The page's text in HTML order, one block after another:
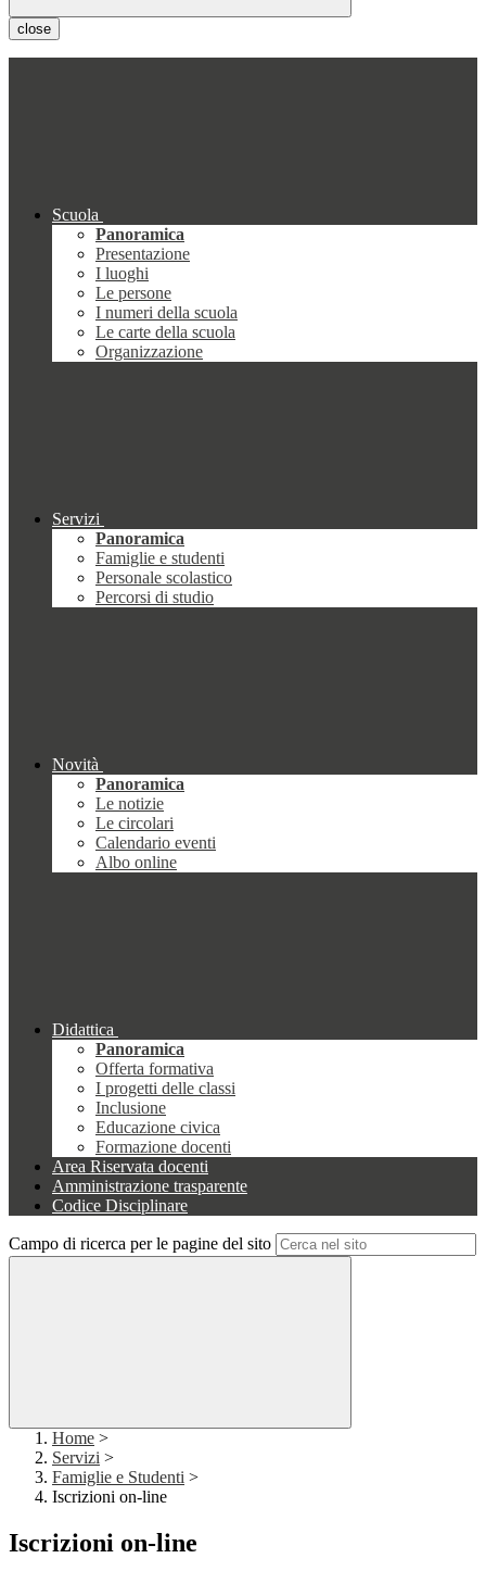
close
Scuola
Panoramica
Presentazione
I luoghi
Le persone
I numeri della scuola
Le carte della scuola
Organizzazione
Servizi
Panoramica
Famiglie e studenti
Personale scolastico
Percorsi di studio
Novità
Panoramica
Le notizie
Le circolari
Calendario eventi
Albo online
Didattica
Panoramica
Offerta formativa
I progetti delle classi
Inclusione
Educazione civica
Formazione docenti
Area Riservata docenti
Amministrazione trasparente
Codice Disciplinare
Campo di ricerca per le pagine del sito
Home >
Servizi >
Famiglie e Studenti >
Iscrizioni on-line
Iscrizioni on-line